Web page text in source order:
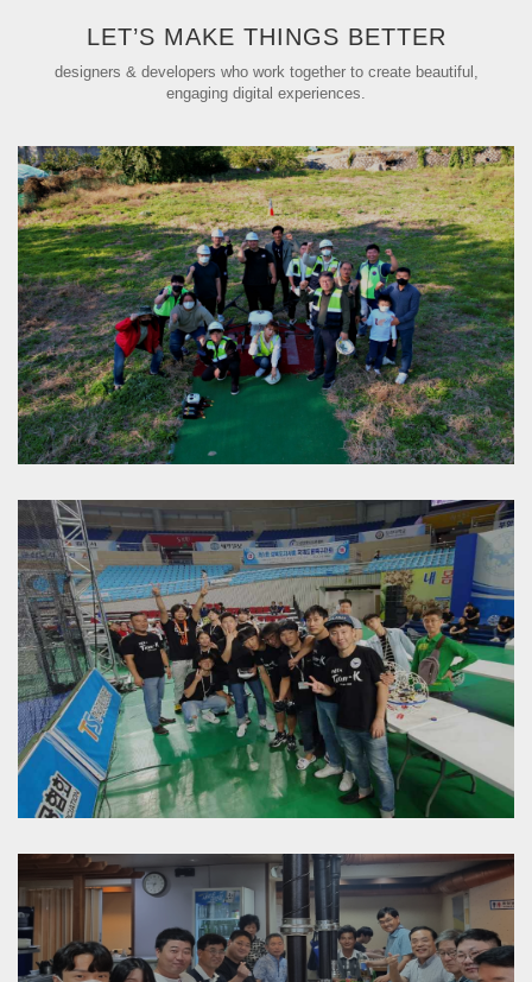
LET’S MAKE THINGS BETTER
designers & developers who work together to create beautiful,
engaging digital experiences.